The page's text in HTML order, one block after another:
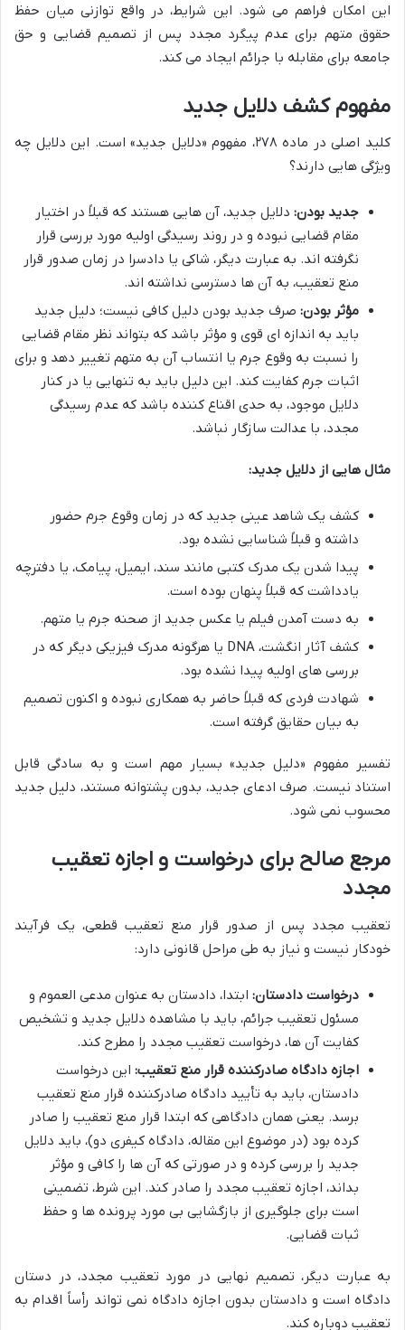
این امکان فراهم می شود. این شرایط، در واقع توازنی میان حفظ
حقوق متهم برای عدم پیگرد مجدد پس از تصمیم قضایی و حق
جامعه برای مقابله با جرائم ایجاد می کند.
مفهوم کشف دلایل جدید
کلید اصلی در ماده ۲۷۸، مفهوم «دلایل جدید» است. این دلایل چه
ویژگی هایی دارند؟
جدید بودن: دلایل جدید، آن هایی هستند که قبلاً در اختیار
مقام قضایی نبوده و در روند رسیدگی اولیه مورد بررسی قرار
نگرفته اند. به عبارت دیگر، شاکی یا دادسرا در زمان صدور قرار
منع تعقیب، به آن ها دسترسی نداشته اند.
مؤثر بودن: صرف جدید بودن دلیل کافی نیست؛ دلیل جدید
باید به اندازه ای قوی و مؤثر باشد که بتواند نظر مقام قضایی
را نسبت به وقوع جرم یا انتساب آن به متهم تغییر دهد و برای
اثبات جرم کفایت کند. این دلیل باید به تنهایی یا در کنار
دلایل موجود، به حدی اقناع کننده باشد که عدم رسیدگی
مجدد، با عدالت سازگار نباشد.
مثال هایی از دلایل جدید:
کشف یک شاهد عینی جدید که در زمان وقوع جرم حضور
داشته و قبلاً شناسایی نشده بود.
پیدا شدن یک مدرک کتبی مانند سند، ایمیل، پیامک، یا دفترچه
یادداشت که قبلاً پنهان بوده است.
به دست آمدن فیلم یا عکس جدید از صحنه جرم یا متهم.
کشف آثار انگشت، DNA یا هرگونه مدرک فیزیکی دیگر که در
بررسی های اولیه پیدا نشده بود.
شهادت فردی که قبلاً حاضر به همکاری نبوده و اکنون تصمیم
به بیان حقایق گرفته است.
تفسیر مفهوم «دلیل جدید» بسیار مهم است و به سادگی قابل
استناد نیست. صرف ادعای جدید، بدون پشتوانه مستند، دلیل جدید
محسوب نمی شود.
مرجع صالح برای درخواست و اجازه تعقیب
مجدد
تعقیب مجدد پس از صدور قرار منع تعقیب قطعی، یک فرآیند
خودکار نیست و نیاز به طی مراحل قانونی دارد:
درخواست دادستان: ابتدا، دادستان به عنوان مدعی العموم و
مسئول تعقیب جرائم، باید با مشاهده دلایل جدید و تشخیص
کفایت آن ها، درخواست تعقیب مجدد را مطرح کند.
اجازه دادگاه صادرکننده قرار منع تعقیب: این درخواست
دادستان، باید به تأیید دادگاه صادرکننده قرار منع تعقیب
برسد. یعنی همان دادگاهی که ابتدا قرار منع تعقیب را صادر
کرده بود (در موضوع این مقاله، دادگاه کیفری دو)، باید دلایل
جدید را بررسی کرده و در صورتی که آن ها را کافی و مؤثر
بداند، اجازه تعقیب مجدد را صادر کند. این شرط، تضمینی
است برای جلوگیری از بازگشایی بی مورد پرونده ها و حفظ
ثبات قضایی.
به عبارت دیگر، تصمیم نهایی در مورد تعقیب مجدد، در دستان
دادگاه است و دادستان بدون اجازه دادگاه نمی تواند رأساً اقدام به
تعقیب دوباره کند.